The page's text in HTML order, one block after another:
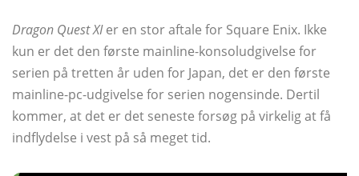
Dragon Quest XIer en stor aftale for Square Enix. Ikke
kun er det den første mainline-konsoludgivelse for
serien på tretten år uden for Japan, det er den første
mainline-pc-udgivelse for serien nogensinde. Dertil
kommer, at det er det seneste forsøg på virkelig at få
indflydelse i vest på så meget tid.